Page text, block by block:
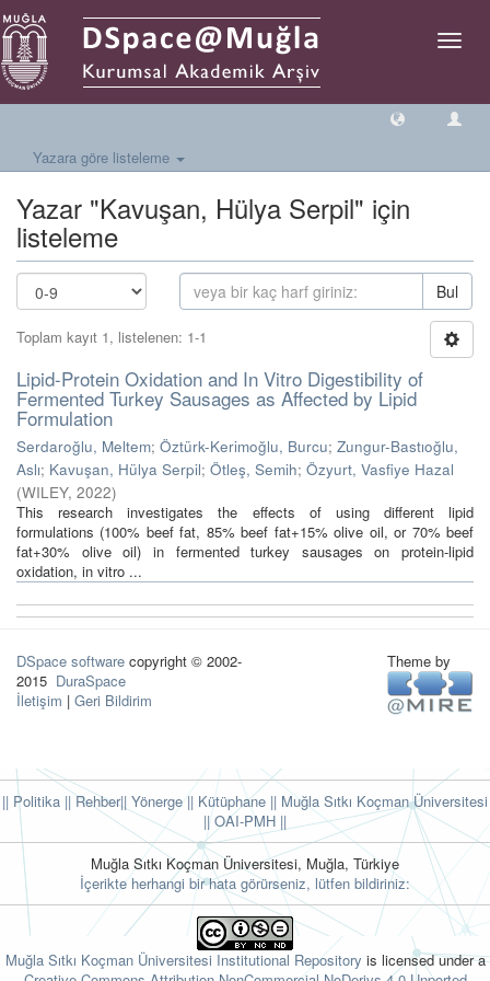
Geçiş
Yazara göre listeleme
Yazar "Kavuşan, Hülya Serpil" için
listeleme
Bul
Toplam kayıt 1, listelenen: 1-1
Lipid-Protein Oxidation and In Vitro Digestibility of
Fermented Turkey Sausages as Affected by Lipid
Formulation
Serdaroğlu, Meltem; Öztürk-Kerimoğlu, Burcu; Zungur-Bastıoğlu,
Aslı; Kavuşan, Hülya Serpil; Ötleş, Semih; Özyurt, Vasfiye Hazal
(WILEY, 2022)
This research investigates the effects of using different lipid
formulations (100% beef fat, 85% beef fat+15% olive oil, or 70% beef
fat+30% olive oil) in fermented turkey sausages on protein-lipid
oxidation, in vitro ...
DSpace software copyright © 2002-
2015 DuraSpace
İletişim | Geri Bildirim
Theme by
|| Politika || Rehber|| Yönerge|| Kütüphane || Muğla Sıtkı Koçman Üniversitesi
||OAI-PMH ||
Muğla Sıtkı Koçman Üniversitesi, Muğla, Türkiye
İçerikte herhangi bir hata görürseniz, lütfen bildiriniz:
Muğla Sıtkı Koçman Üniversitesi Institutional Repository is licensed under a